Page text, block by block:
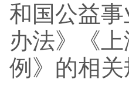
和国公益
办法》《
例》的相